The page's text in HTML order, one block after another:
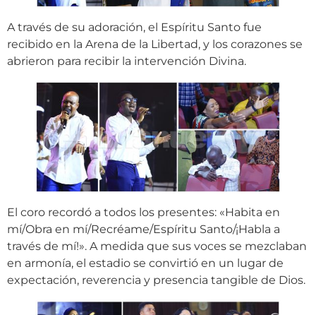
A través de su adoración, el Espíritu Santo fue
recibido en la Arena de la Libertad, y los corazones se
abrieron para recibir la intervención Divina.
El coro recordó a todos los presentes: «Habita en
mí/Obra en mí/Recréame/Espíritu Santo/¡Habla a
través de mí!». A medida que sus voces se mezclaban
en armonía, el estadio se convirtió en un lugar de
expectación, reverencia y presencia tangible de Dios.